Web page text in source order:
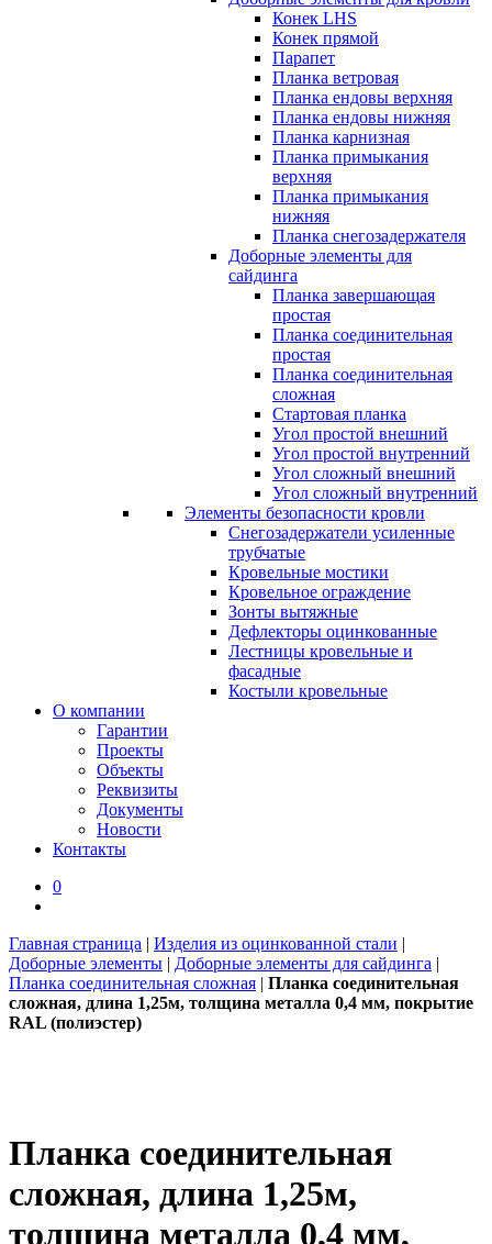
Конек LHS
Конек прямой
Парапет
Планка ветровая
Планка ендовы верхняя
Планка ендовы нижняя
Планка карнизная
Планка примыкания
верхняя
Планка примыкания
нижняя
Планка снегозадержателя
Доборные элементы для
сайдинга
Планка завершающая
простая
Планка соединительная
простая
Планка соединительная
сложная
Стартовая планка
Угол простой внешний
Угол простой внутренний
Угол сложный внешний
Угол сложный внутренний
Элементы безопасности кровли
Снегозадержатели усиленные
трубчатые
Кровельные мостики
Кровельное ограждение
Зонты вытяжные
Дефлекторы оцинкованные
Лестницы кровельные и
фасадные
Костыли кровельные
О компании
Гарантии
Проекты
Объекты
Реквизиты
Документы
Новости
Контакты
0
Главная страница | Изделия из оцинкованной стали |
Доборные элементы | Доборные элементы для сайдинга |
Планка соединительная сложная | Планка соединительная
сложная, длина 1,25м, толщина металла 0,4 мм, покрытие
RAL (полиэстер)
Планка соединительная
сложная, длина 1,25м,
толщина металла 0,4 мм,